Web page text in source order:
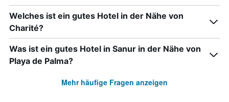
Welches ist ein gutes Hotel in der Nähe von
Charité?
Was ist ein gutes Hotel in Sanur in der Nähe von
Playa de Palma?
Mehr häufige Fragen anzeigen